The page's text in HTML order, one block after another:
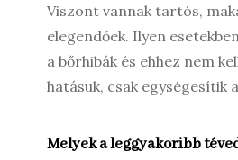
Viszont vannak tartós,
elegendőek. Ilyen
a bőrhibák és ehhez nem
hatásuk, csak egységesítik
Melyek a leggyakoribb